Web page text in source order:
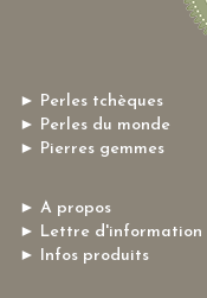
► Perles tchèques
► Perles du monde
► Pierres gemmes
► A propos
► Lettre d'information
► Infos produits